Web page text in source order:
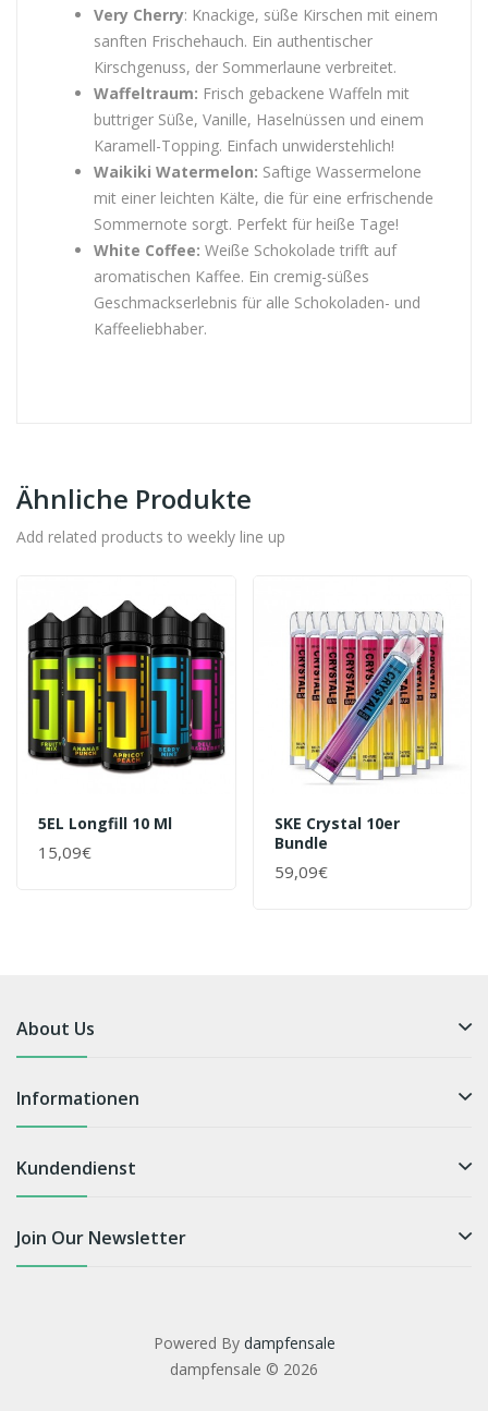
Very Cherry: Knackige, süße Kirschen mit einem
sanften Frischehauch. Ein authentischer
Kirschgenuss, der Sommerlaune verbreitet.
Waffeltraum: Frisch gebackene Waffeln mit
buttriger Süße, Vanille, Haselnüssen und einem
Karamell-Topping. Einfach unwiderstehlich!
Waikiki Watermelon: Saftige Wassermelone
mit einer leichten Kälte, die für eine erfrischende
Sommernote sorgt. Perfekt für heiße Tage!
White Coffee: Weiße Schokolade trifft auf
aromatischen Kaffee. Ein cremig-süßes
Geschmackserlebnis für alle Schokoladen- und
Kaffeeliebhaber.
Ähnliche Produkte
Add related products to weekly line up
5EL Longfill 10 Ml
15,09€
SKE Crystal 10er
Bundle
59,09€
About Us
Informationen
Kundendienst
Join Our Newsletter
Powered By dampfensale
dampfensale © 2026